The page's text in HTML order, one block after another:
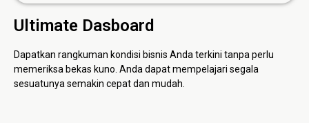
Ultimate Dasboard
Dapatkan rangkuman kondisi bisnis Anda terkini tanpa perlu
memeriksa bekas kuno. Anda dapat mempelajari segala
sesuatunya semakin cepat dan mudah.